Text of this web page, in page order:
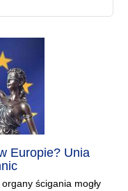
Europie? Unia
ścigania mogły